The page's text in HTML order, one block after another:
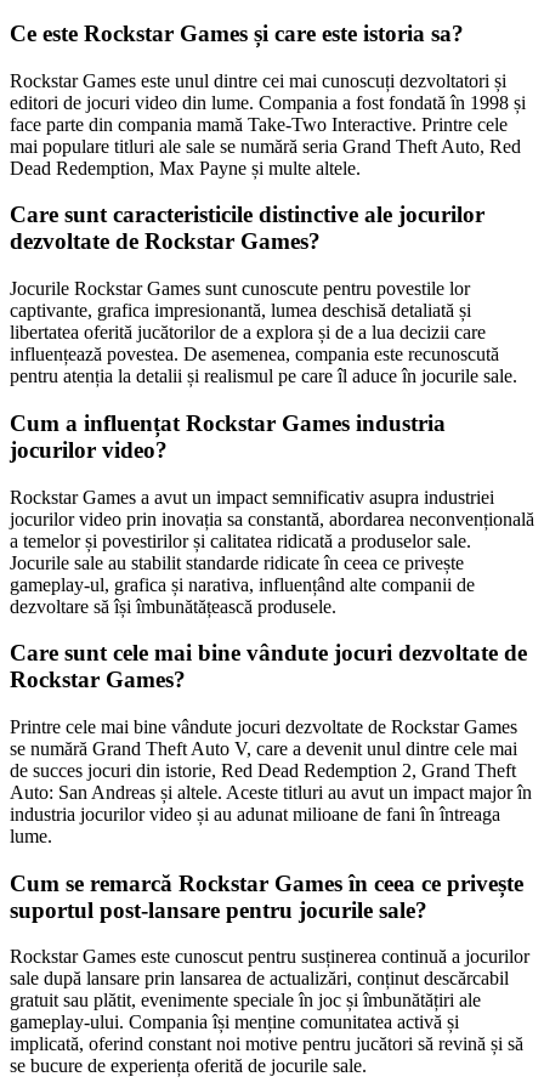
Ce este Rockstar Games și care este istoria sa?
Rockstar Games este unul dintre cei mai cunoscuți dezvoltatori și
editori de jocuri video din lume. Compania a fost fondată în 1998 și
face parte din compania mamă Take-Two Interactive. Printre cele
mai populare titluri ale sale se numără seria Grand Theft Auto, Red
Dead Redemption, Max Payne și multe altele.
Care sunt caracteristicile distinctive ale jocurilor
dezvoltate de Rockstar Games?
Jocurile Rockstar Games sunt cunoscute pentru povestile lor
captivante, grafica impresionantă, lumea deschisă detaliată și
libertatea oferită jucătorilor de a explora și de a lua decizii care
influențează povestea. De asemenea, compania este recunoscută
pentru atenția la detalii și realismul pe care îl aduce în jocurile sale.
Cum a influențat Rockstar Games industria
jocurilor video?
Rockstar Games a avut un impact semnificativ asupra industriei
jocurilor video prin inovația sa constantă, abordarea neconvențională
a temelor și povestirilor și calitatea ridicată a produselor sale.
Jocurile sale au stabilit standarde ridicate în ceea ce privește
gameplay-ul, grafica și narativa, influențând alte companii de
dezvoltare să își îmbunătățească produsele.
Care sunt cele mai bine vândute jocuri dezvoltate de
Rockstar Games?
Printre cele mai bine vândute jocuri dezvoltate de Rockstar Games
se numără Grand Theft Auto V, care a devenit unul dintre cele mai
de succes jocuri din istorie, Red Dead Redemption 2, Grand Theft
Auto: San Andreas și altele. Aceste titluri au avut un impact major în
industria jocurilor video și au adunat milioane de fani în întreaga
lume.
Cum se remarcă Rockstar Games în ceea ce privește
suportul post-lansare pentru jocurile sale?
Rockstar Games este cunoscut pentru susținerea continuă a jocurilor
sale după lansare prin lansarea de actualizări, conținut descărcabil
gratuit sau plătit, evenimente speciale în joc și îmbunătățiri ale
gameplay-ului. Compania își menține comunitatea activă și
implicată, oferind constant noi motive pentru jucători să revină și să
se bucure de experiența oferită de jocurile sale.